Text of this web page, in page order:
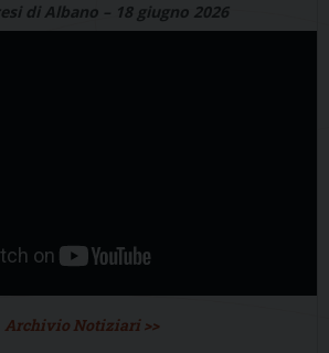
di Albano – 18 giugno 2026
Archivio Notiziari >>